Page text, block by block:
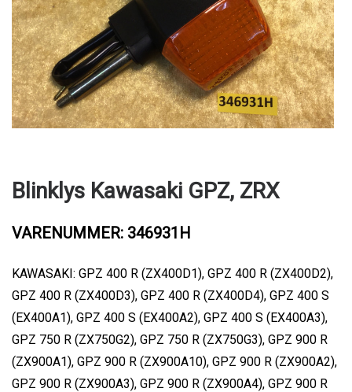
Blinklys Kawasaki GPZ, ZRX
VARENUMMER: 346931H
KAWASAKI: GPZ 400 R (ZX400D1), GPZ 400 R (ZX400D2),
GPZ 400 R (ZX400D3), GPZ 400 R (ZX400D4), GPZ 400 S
(EX400A1), GPZ 400 S (EX400A2), GPZ 400 S (EX400A3),
GPZ 750 R (ZX750G2), GPZ 750 R (ZX750G3), GPZ 900 R
(ZX900A1), GPZ 900 R (ZX900A10), GPZ 900 R (ZX900A2),
GPZ 900 R (ZX900A3), GPZ 900 R (ZX900A4), GPZ 900 R